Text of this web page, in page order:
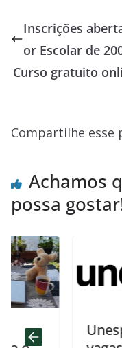
e
b
o
o
sk
y
s
A
p
Inscrições
or Escolar de
Curso gratuito
Compartilhe esse
Achamos
possa
Unesp